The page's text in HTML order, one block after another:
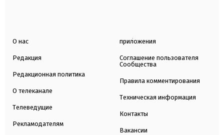
О нас
Редакция
Редакционная политика
О телеканале
Телеведущие
Рекламодателям
приложения
Соглашение пользователя
Сообщества
Правила комментирования
Техническая информация
Контакты
Вакансии